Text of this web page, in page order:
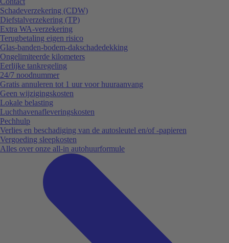
Schadeverzekering (CDW)
Diefstalverzekering (TP)
Extra WA-verzekering
Terugbetaling eigen risico
Glas-banden-bodem-dakschadedekking
Ongelimiteerde kilometers
Eerlijke tankregeling
24/7 noodnummer
Gratis annuleren tot 1 uur voor huuraanvang
Geen wijzigingskosten
Lokale belasting
Luchthavenafleveringskosten
Pechhulp
Verlies en beschadiging van de autosleutel en/of -papieren
Vergoeding sleepkosten
Alles over onze all-in autohuurformule